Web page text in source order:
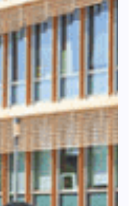
c/movesiii_sur37″